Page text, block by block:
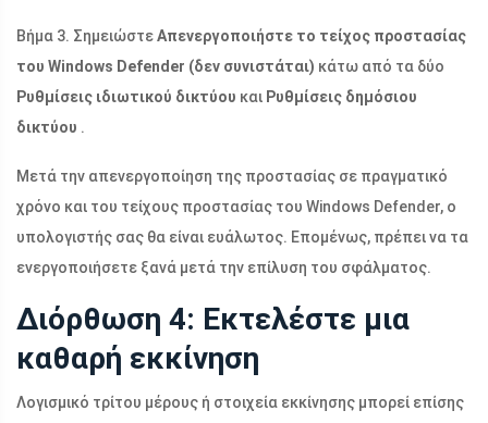
Βήμα 3. ΣημειώστεΑπενεργοποιήστε το τείχος προστασίας
του Windows Defender (δεν συνιστάται) κάτω από τα δύο
Ρυθμίσεις ιδιωτικού δικτύου και Ρυθμίσεις δημόσιου
δικτύου .
Μετά την απενεργοποίηση της προστασίας σε πραγματικό
χρόνο και του τείχους προστασίας του Windows Defender, ο
υπολογιστής σας θα είναι ευάλωτος. Επομένως, πρέπει να τα
ενεργοποιήσετε ξανά μετά την επίλυση του σφάλματος.
Διόρθωση 4: Εκτελέστε μια
καθαρή εκκίνηση
Λογισμικό τρίτου μέρους ή στοιχεία εκκίνησης μπορεί επίσης